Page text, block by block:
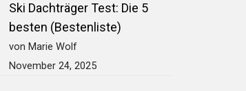
Ski Dachträger Test: Die 5
besten (Bestenliste)
von Marie Wolf
November 24, 2025